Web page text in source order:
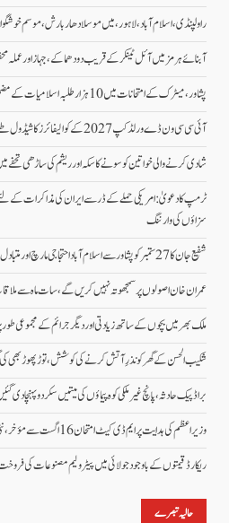
راولپنڈی، اسلام آباد،لاہور، میں موسلادھار بارش،موسم
آبنائے ہرمز میں آئل ٹینکر کے قریب دو دھماکے، جہاز اور عملہ
پشاور، میٹرک کے امتحانات میں 10 ہزار طلبہ اسلامیات کے مضمون میں فیل
آئی سی سی ون ڈے ورلڈکپ 2027 کے کوالیفائرز کا شیڈول طے پاگیا
شادی کرنے والی خواتین کو سونے کا سکہ اور ریشم کی ساڑھی تحفے
ٹرمپ کا دعویٰ: امریکی حملے کے ڈر سے ایران کی مذاکرات کے
سزاؤں کی وارننگ
شفیع جان کا 27 ستمبر کو پشاور سے اسلام آباد احتجاجی مارچ اور متبادل ٹیموں کی حکمتِ عملی کا اعلان
عمران خان اصولوں پر سمجھوتہ نہیں کریں گے، سات ماہ سے
ملک بھر میں بچوں کے ساتھ زیادتی اور دیگر جرائم کے مجموعی طور پر 1914 کیسز رپورٹ
شکیب الحسن کے گھر کو نذرِ آتش کرنے کی کوشش، توڑ پھوڑ بھی
براڈ پیک حادثہ، پانچ غیرملکی کوہ پیماؤں کی میتیں سکردو پہنچا دی
وزیراعظم کی ہدایت پر ایم ڈی کیٹ امتحان 16 اگست سے مؤخر، نئی تاریخ 20 ستمبر مقرر
ریکارڈ قیمتوں کے باوجود جولائی میں پیٹرولیم مصنوعات کی فروخت میں 23 فیصد کا
حالیہ تبصرے